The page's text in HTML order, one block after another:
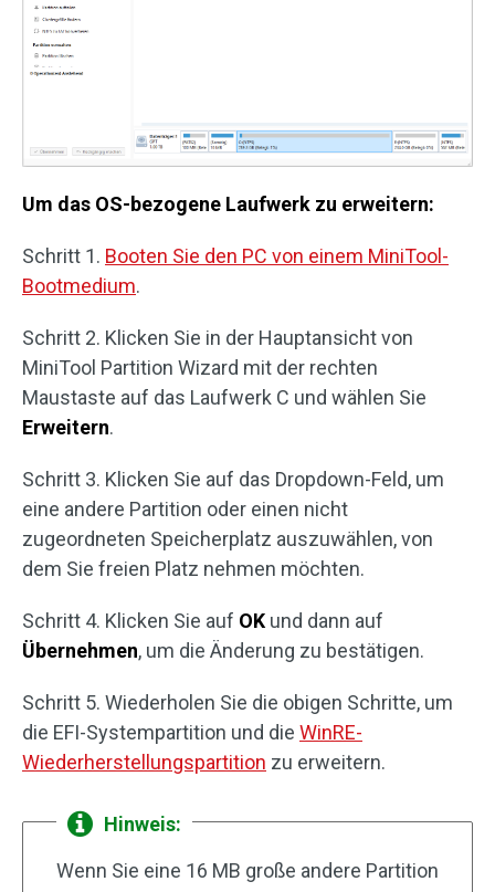
Um das OS-bezogene Laufwerk zu erweitern:
Schritt 1. Booten Sie den PC von einem MiniTool-
Bootmedium.
Schritt 2. Klicken Sie in der Hauptansicht von
MiniTool Partition Wizard mit der rechten
Maustaste auf das Laufwerk C und wählen Sie
Erweitern.
Schritt 3. Klicken Sie auf das Dropdown-Feld, um
eine andere Partition oder einen nicht
zugeordneten Speicherplatz auszuwählen, von
dem Sie freien Platz nehmen möchten.
Schritt 4. Klicken Sie auf OK und dann auf
Übernehmen, um die Änderung zu bestätigen.
Schritt 5. Wiederholen Sie die obigen Schritte, um
die EFI-Systempartition und die WinRE-
Wiederherstellungspartition zu erweitern.
Hinweis:
Wenn Sie eine 16 MB große andere Partition